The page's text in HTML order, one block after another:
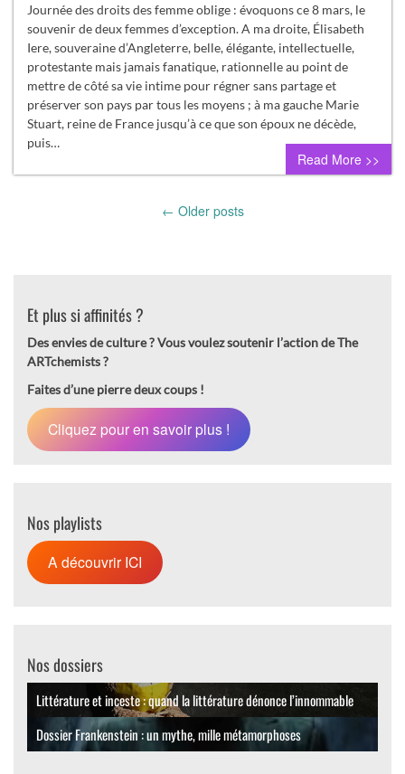
Journée des droits des femme oblige : évoquons ce 8 mars, le
souvenir de deux femmes d’exception. A ma droite, Élisabeth
Iere, souveraine d’Angleterre, belle, élégante, intellectuelle,
protestante mais jamais fanatique, rationnelle au point de
mettre de côté sa vie intime pour régner sans partage et
préserver son pays par tous les moyens ; à ma gauche Marie
Stuart, reine de France jusqu’à ce que son époux ne décède,
puis…
Read More >>
← Older posts
Et plus si affinités ?
Des envies de culture ?Vous voulez soutenir l’action de The
ARTchemists ?
Faites d’une pierre deux coups !
Cliquez pour en savoir plus !
Nos playlists
A découvrir ICI
Nos dossiers
Littérature et inceste : quand la littérature dénonce l’innommable
Dossier Frankenstein : un mythe, mille métamorphoses